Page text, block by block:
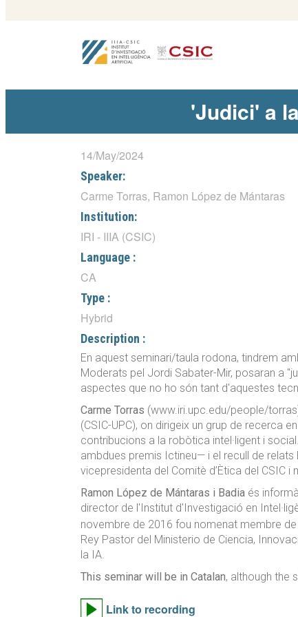
'Judici' a
14/May/2024
Speaker:
Carme Torras, Ramon López de Mántaras
Institution:
IRI - IIIA (CSIC)
Language :
CA
Type :
Hybrid
Description :
En aquest seminari/taula rodona, tindrem
Moderats pel Jordi Sabater-Mir, posaran a
aspectes que no ho són tant d'aquestes
Carme Torras (www.iri.upc.edu/people/
(CSIC-UPC), on dirigeix un grup de recerca
contribucions a la robòtica intel·ligent i
ambdues premis Ictineu— i el recull de
vicepresidenta del Comitè d’Ètica del CSIC i
Ramon López de Mántaras i Badia és
director de l'Institut d'Investigació en
novembre de 2016 fou nomenat membre
Rey Pastor del Ministerio de Ciencia,
la IA.
This seminar will be in Catalan, although the
Link to recording